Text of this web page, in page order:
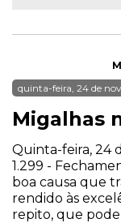
quinta-feira, 24 de
Migalhas
Quinta-feira, 24
1.299 -
boa causa que
rendido às
repito, que